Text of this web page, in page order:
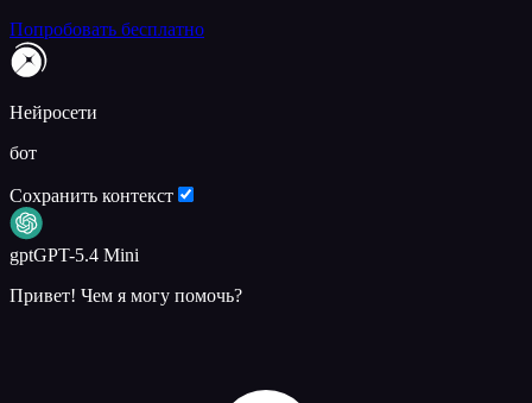
Попробовать бесплатно
Нейросети
бот
Сохранить контекст
gptGPT-5.4 Mini
Привет! Чем я могу помочь?